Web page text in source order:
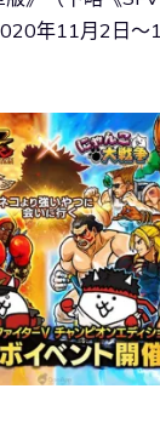
年11月2日～